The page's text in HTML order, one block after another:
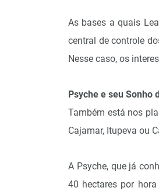
As bases a quais
central de controle
Nesse caso, os
Psyche e seu Sonho
Também está nos
Cajamar, Itupeva ou
A Psyche, que já
40 hectares por